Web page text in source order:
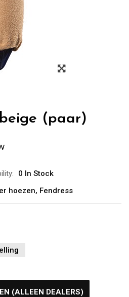
Zoom
(paar)
0 In Stock
hoezen, Fendress
(ALLEEN DEALERS)